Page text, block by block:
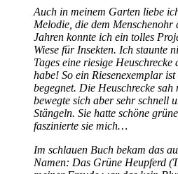
Auch in meinem Garten liebe
Melodie, die dem
Jahren konnte ich ein tolles
Wiese für Insekten. Ich staunte
Tages eine riesige
habe! So ein Riesenexemplar
begegnet. Die Heuschrecke sah
bewegte sich aber sehr schnell
Stängeln. Sie hatte schöne
faszinierte sie mich…
Im schlauen Buch bekam das
Namen: Das Grüne Heupferd